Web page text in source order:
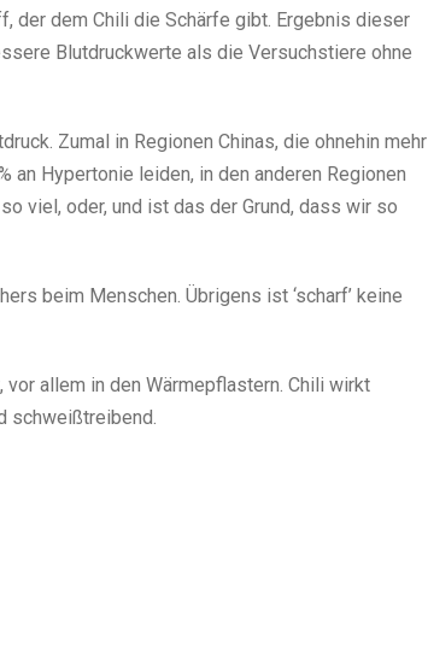
der dem Chili die Schärfe gibt. Ergebnis dieser
Blutdruckwerte als die Versuchstiere ohne
Zumal in Regionen Chinas, die ohnehin mehr
an Hypertonie leiden, in den anderen Regionen
viel, oder, und ist das der Grund, dass wir so
beim Menschen. Übrigens ist ‘scharf’ keine
allem in den Wärmepflastern. Chili wirkt
schweißtreibend.